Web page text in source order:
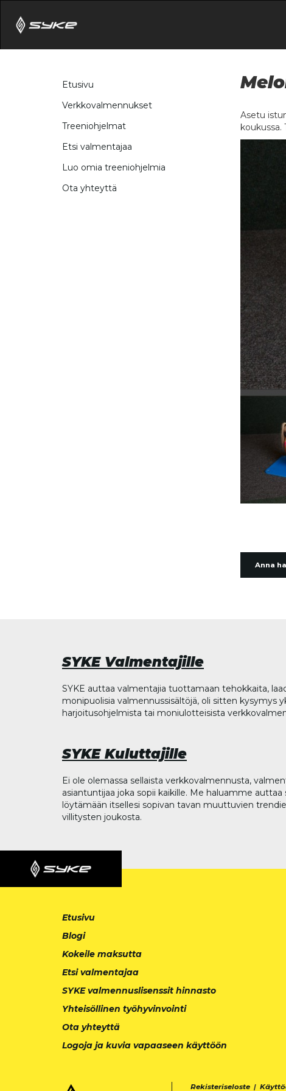
Etusivu
Verkkovalmennukset
Treeniohjelmat
Etsi valmentajaa
Luo omia treeniohjelmia
Ota yhteyttä
Asetu
koukussa.
Anna
SYKE Valmentajille
SYKE auttaa valmentajia tuottamaan tehokkaita,
monipuolisia valmennussisältöjä, oli sitten kysymys
harjoitusohjelmista tai moniulotteisista
SYKE Kuluttajille
Ei ole olemassa sellaista verkkovalmennusta,
asiantuntijaa joka sopii kaikille. Me haluamme auttaa
löytämään itsellesi sopivan tavan muuttuvien
villitysten joukosta.
Etusivu
Blogi
Kokeile maksutta
Etsi valmentajaa
SYKE valmennuslisenssit hinnasto
Yhteisöllinen työhyvinvointi
Ota yhteyttä
Logoja ja kuvia vapaaseen käyttöön
Rekisteriseloste |